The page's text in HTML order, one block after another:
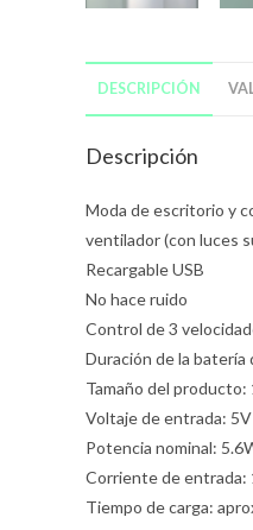
DESCRIPCIÓN
Descripción
Moda de escritorio y
ventilador (con luces
Recargable USB
No hace ruido
Control de 3
Duración de la batería
Tamaño del producto:
Voltaje de entrada: 5V
Potencia nominal:
Corriente de entrada:
Tiempo de carga: